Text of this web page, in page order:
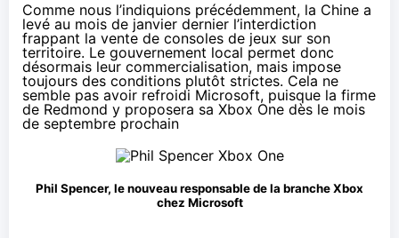
Comme nous l’indiquions précédemment, la Chine a
levé au mois de janvier dernier l’interdiction
frappant la vente de consoles de jeux sur son
territoire. Le gouvernement local permet donc
désormais leur commercialisation, mais impose
toujours des conditions plutôt strictes. Cela ne
semble pas avoir refroidi Microsoft, puisque la firme
de Redmond y proposera sa Xbox One dès le mois
de septembre prochain
Phil Spencer, le nouveau responsable de la branche Xbox
chez Microsoft